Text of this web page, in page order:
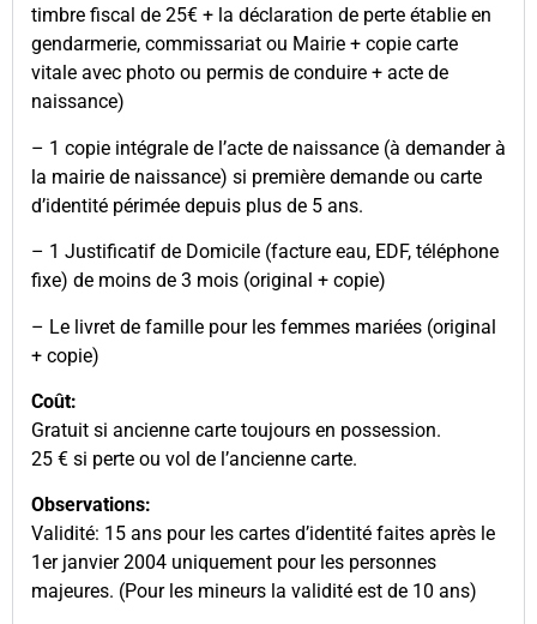
timbre fiscal de 25€ + la déclaration de perte établie en
gendarmerie, commissariat ou Mairie + copie carte
vitale avec photo ou permis de conduire + acte de
naissance)
– 1 copie intégrale de l’acte de naissance (à demander à
la mairie de naissance) si première demande ou carte
d’identité périmée depuis plus de 5 ans.
– 1 Justificatif de Domicile (facture eau, EDF, téléphone
fixe) de moins de 3 mois (original + copie)
– Le livret de famille pour les femmes mariées (original
+ copie)
Coût:
Gratuit si ancienne carte toujours en possession.
25 € si perte ou vol de l’ancienne carte.
Observations:
Validité: 15 ans pour les cartes d’identité faites après le
1er janvier 2004 uniquement pour les personnes
majeures. (Pour les mineurs la validité est de 10 ans)